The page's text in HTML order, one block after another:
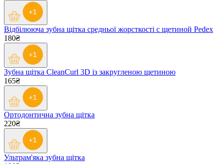
Відбілююча зубна щітка средньої жорсткості с щетиной Pedex
180₴
Зубна щітка CleanСurl 3D із закругленою щетиною
165₴
Ортодонтична зубна щітка
220₴
Ультрам'яка зубна щітка